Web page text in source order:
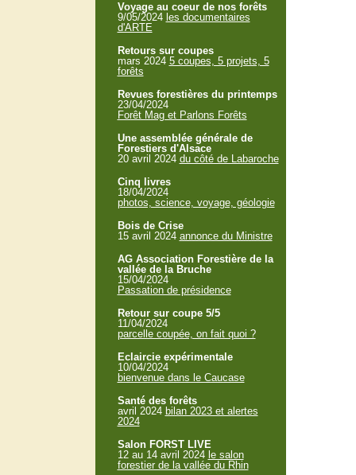
Voyage au coeur de nos forêts
9/05/2024 les documentaires
d'ARTE
Retours sur coupes
mars 2024 5 coupes, 5 projets, 5
forêts
Revues forestières du printemps
23/04/2024
Forêt Mag et Parlons Forêts
Une assemblée générale de
Forestiers d'Alsace
20 avril 2024 du côté de Labaroche
Cinq livres
18/04/2024
photos, science, voyage, géologie
Bois de Crise
15 avril 2024 annonce du Ministre
AG Association Forestière de la
vallée de la Bruche
15/04/2024
Passation de présidence
Retour sur coupe 5/5
11/04/2024
parcelle coupée, on fait quoi ?
Eclaircie expérimentale
10/04/2024
bienvenue dans le Caucase
Santé des forêts
avril 2024 bilan 2023 et alertes
2024
Salon FORST LIVE
12 au 14 avril 2024 le salon
forestier de la vallée du Rhin